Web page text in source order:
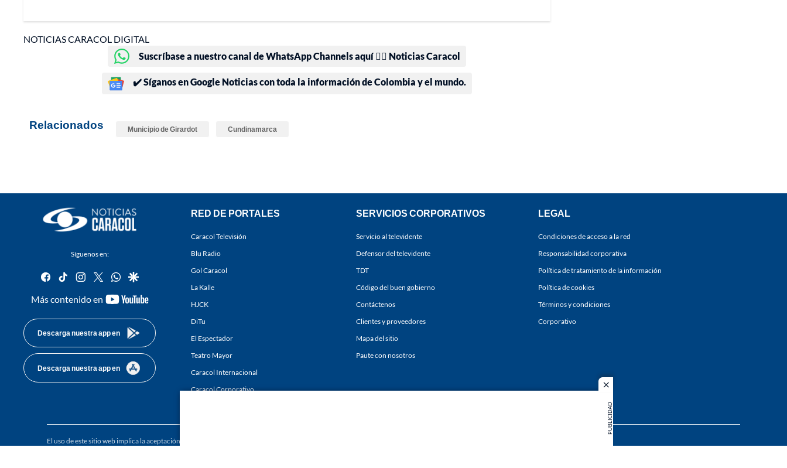
close
PUBLICIDAD
NOTICIAS CARACOL DIGITAL
Suscríbase a nuestro canal de WhatsApp Channels aquí 👉🏻 Noticias Caracol
✔️ Síganos en Google Noticias con toda la información de Colombia y el mundo.
Relacionados Municipio de Girardot Cundinamarca
Síguenos en:
facebook
tiktok instagram
twitterwhatsapp
google
Más contenido en
youtube-
Descarga nuestra app en
Descarga nuestra app en
RED DE PORTALES
Caracol Televisión
Blu Radio
Gol Caracol
La Kalle
HJCK
DiTu
El Espectador
Teatro Mayor
Caracol Internacional
Caracol Corporativo
SERVICIOS CORPORATIVOS
Servicio al televidente
Defensor del televidente
TDT
Código del buen gobierno
Contáctenos
Clientes y proveedores
Mapa del sitio
Paute con nosotros
LEGAL
Condiciones de acceso a la red
Responsabilidad corporativa
Política de tratamiento de la información
Política de cookies
Términos y condiciones
Corporativo
El uso de este sitio web implica la aceptación de los